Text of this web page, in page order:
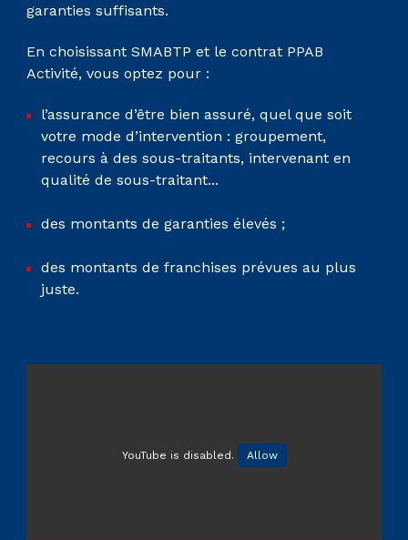
garanties suffisants.
En choisissant SMABTP et le contrat PPAB
Activité, vous optez pour :
l’assurance d’être bien assuré, quel que soit
votre mode d’intervention : groupement,
recours à des sous-traitants, intervenant en
qualité de sous-traitant...
des montants de garanties élevés ;
des montants de franchises prévues au plus
juste.
YouTube is disabled. Allow